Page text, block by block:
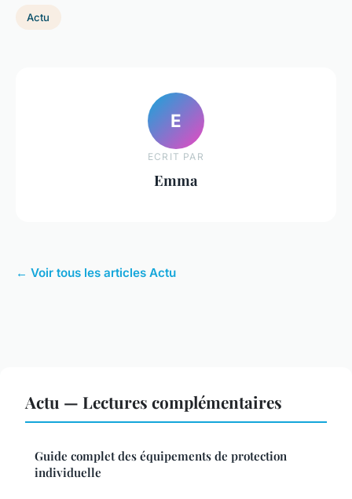
Actu
E
ECRIT PAR
Emma
← Voir tous les articles Actu
Actu — Lectures complémentaires
Guide complet des équipements de protection
individuelle